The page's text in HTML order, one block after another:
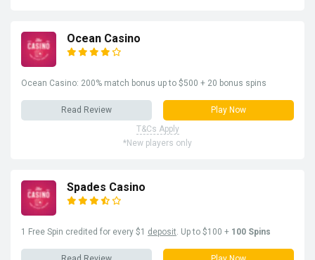
Ocean Casino
Ocean Casino: 200% match bonus up to $500 + 20 bonus spins
Read Review
Play Now
T&Cs Apply
*New players only
Spades Casino
1 Free Spin credited for every $1 deposit . Up to $100 + 100 Spins